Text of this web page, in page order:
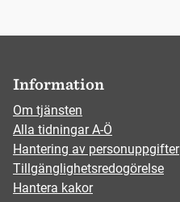
Information
Om tjänsten
Alla tidningar A-Ö
Hantering av personuppgifter
Tillgänglighetsredogörelse
Hantera kakor